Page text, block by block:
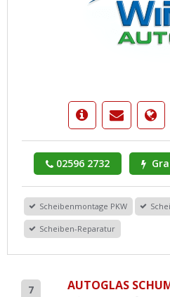
02596 2732
Scheibenmontage PKW
Scheiben-Reparatur
7 AUTOGLAS